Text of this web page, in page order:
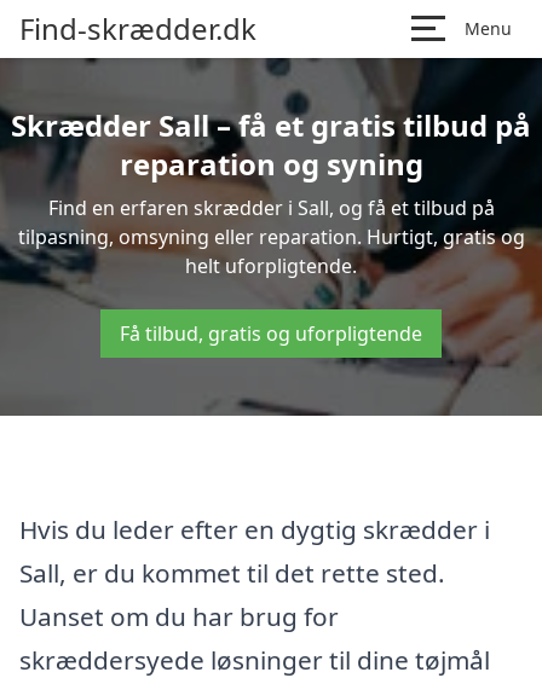
Find-skrædder.dk Menu
Skrædder Sall – få et gratis tilbud på
reparation og syning
Find en erfaren skrædder i Sall, og få et tilbud på
tilpasning, omsyning eller reparation. Hurtigt, gratis og
helt uforpligtende.
Få tilbud, gratis og uforpligtende
Hvis du leder efter en dygtig skrædder i
Sall, er du kommet til det rette sted.
Uanset om du har brug for
skræddersyede løsninger til dine tøjmål